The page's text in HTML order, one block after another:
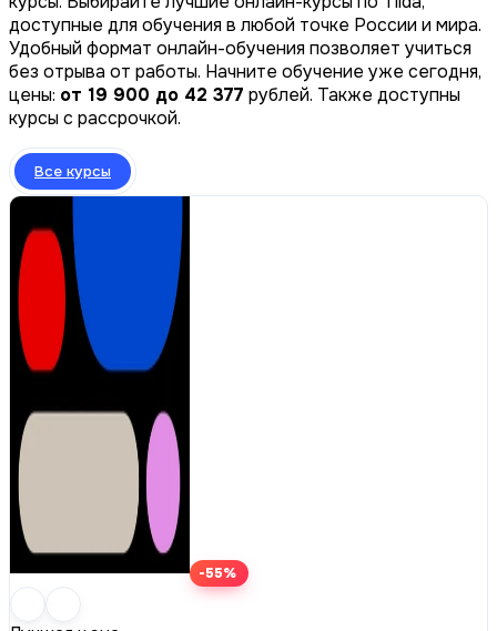
доступные для обучения в любой точке России и мира.
Удобный формат онлайн-обучения позволяет учиться
без отрыва от работы. Начните обучение уже сегодня,
цены: от 19 900 до 42 377 рублей. Также доступны
курсы с рассрочкой.
Все курсы
-55%